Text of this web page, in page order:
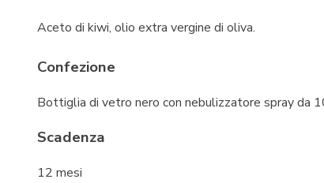
Aceto di kiwi, olio extra vergine di oliva.
Confezione
Bottiglia di vetro nero con nebulizzatore spray da
Scadenza
12 mesi